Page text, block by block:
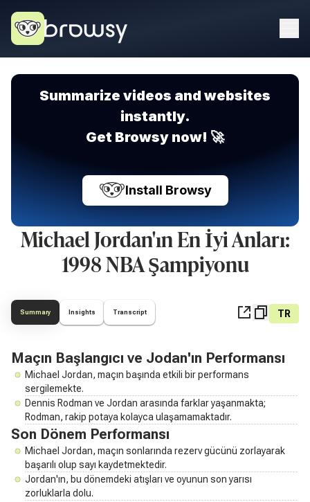
Summarize videos and websites
instantly.
Get Browsy now! 🚀
Install Browsy
Michael Jordan'ın En İyi Anları:
1998 NBA Şampiyonu
Summary Insights Transcript TR
Maçın Başlangıcı ve Jodan'ın Performansı
Michael Jordan, maçın başında etkili bir performans
sergilemekte.
Dennis Rodman ve Jordan arasında farklar yaşanmakta;
Rodman, rakip potaya kolayca ulaşamamaktadır.
Son Dönem Performansı
Michael Jordan, maçın sonlarında rezerv gücünü zorlayarak
başarılı olup sayı kaydetmektedir.
Jordan'ın, bu dönemdeki atışları ve oyunun son yarısı
zorluklarla dolu.